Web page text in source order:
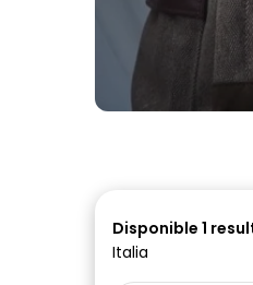
Disponible 1
Italia